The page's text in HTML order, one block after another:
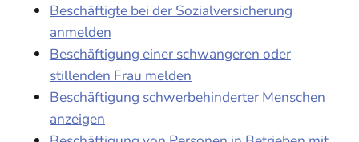
Beschäftigte bei der Sozialversicherung
anmelden
Beschäftigung einer schwangeren oder
stillenden Frau melden
Beschäftigung schwerbehinderter Menschen
anzeigen